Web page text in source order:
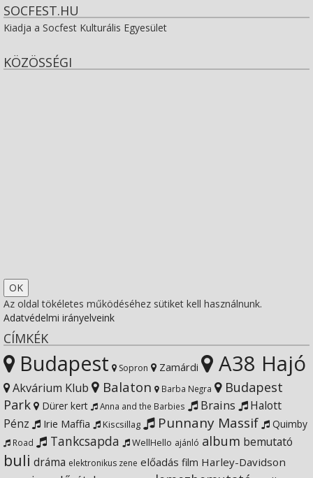
SOCFEST.HU
Kiadja a Socfest Kulturális Egyesület
KÖZÖSSÉGI
Twitter
on
Instagram
profile
on
YouTube
SocfestHun’s
profile
on
Google+
Az oldal tökéletes működéséhez sütiket kell használnunk.
Adatvédelmi irányelveink
CÍMKÉK
Budapest Sopron Zamárdi A38 Hajó
Akvárium Klub Balaton Barba Negra
Budapest
Park
Dürer kert Anna and the Barbies Brains
Halott
Pénz
Irie Maffia Kiscsillag Punnany Massif Quimby
Road Tankcsapda WellHello ajánló album bemutató
buli dráma elektronikus zene előadás film Harley-Davidson